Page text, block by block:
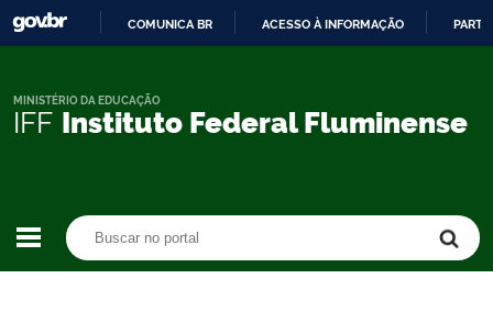
CONTEÚDO
COMUNICA BR ACESSO À INFORMAÇÃO
IFF Instituto Federal Fluminense
MINISTÉRIO DA EDUCAÇÃO